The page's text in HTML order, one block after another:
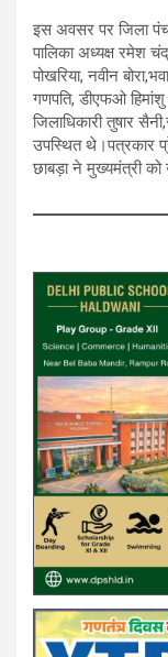
इस अवसर पर जिला
पालिका अध्यक्ष रमेश
पोखरिया, नवीन
गणपति, डीएफओ हिमांशु
जिलाधिकारी तुषार
उपस्थित थे।पत्रकार
छाबड़ा ने मुख्यमंत्री